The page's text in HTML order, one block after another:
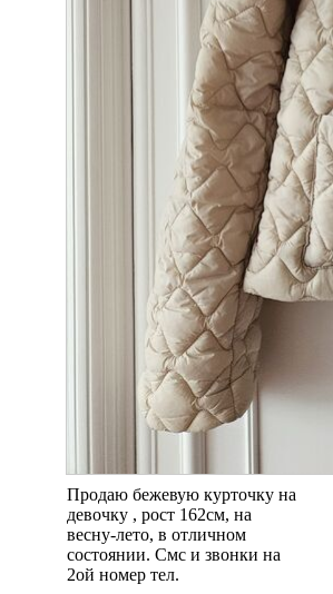
Продаю бежевую курточку на
девочку , рост 162см, на
весну-лето, в отличном
состоянии. Смс и звонки на
2ой номер тел.